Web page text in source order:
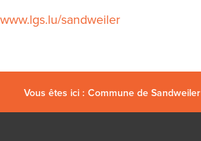
www.lgs.lu/sandweiler
Vous êtes ici : Commune de Sandweiler